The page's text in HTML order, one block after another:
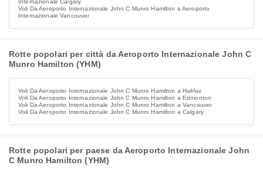
Internazionale Calgary
Voli Da Aeroporto Internazionale John C Munro Hamilton a Aeroporto
Internazionale Vancouver
Rotte popolari per città da Aeroporto Internazionale John C
Munro Hamilton (YHM)
Voli Da Aeroporto Internazionale John C Munro Hamilton a Halifax
Voli Da Aeroporto Internazionale John C Munro Hamilton a Edmonton
Voli Da Aeroporto Internazionale John C Munro Hamilton a Vancouver
Voli Da Aeroporto Internazionale John C Munro Hamilton a Calgary
Rotte popolari per paese da Aeroporto Internazionale John
C Munro Hamilton (YHM)